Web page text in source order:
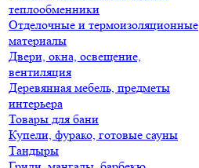
теплообменники
Отделочные и термоизоляционные
материалы
Двери, окна, освещение,
вентиляция
Деревянная мебель, предметы
интерьера
Товары для бани
Купели, фурако, готовые сауны
Тандыры